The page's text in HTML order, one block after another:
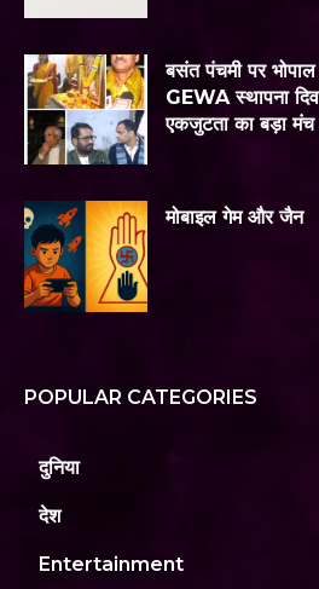
बसंत पंचमी पर
GEWA स्थापना
एकजुटता का बड़ा मंच
मोबाइल गेम और जैन
POPULAR CATEGORIES
दुनिया
देश
Entertainment